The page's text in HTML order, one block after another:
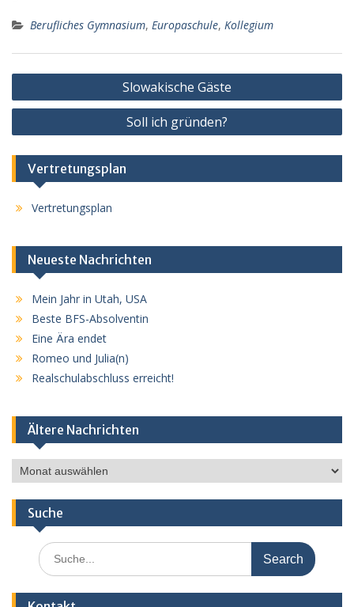
Berufliches Gymnasium, Europaschule, Kollegium
Beitragsnavigation
Slowakische Gäste
Soll ich gründen?
Vertretungsplan
Vertretungsplan
Neueste Nachrichten
Mein Jahr in Utah, USA
Beste BFS-Absolventin
Eine Ära endet
Romeo und Julia(n)
Realschulabschluss erreicht!
Ältere Nachrichten
Ältere
Nachrichten
Suche
Search
for: